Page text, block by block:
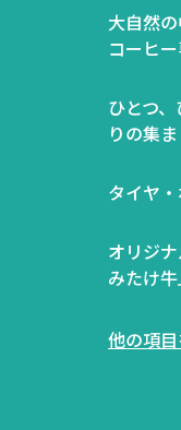
大自然
コーヒ
ひとつ
りの集
タイヤ
オリジ
みたけ牛
他の項